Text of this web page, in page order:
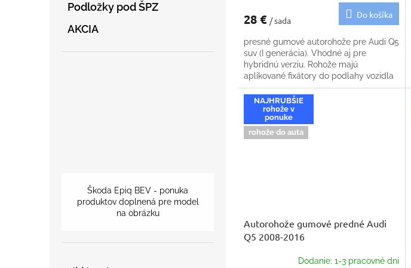
Podložky pod ŠPZ
AKCIA
Škoda Epiq BEV - ponuka
produktov doplnená pre model
na obrázku
28 € / sada
Do košíka
presné gumové autorohože pre Audi Q5
suv (I generácia). Vhodné aj pre
hybridnú verziu. Rohože majú
aplikované fixátory do podlahy vozidla
NAJHRUBŠIE
rohože v
ponuke
rohože do auta
Autorohože gumové predné Audi
Q5 2008-2016
Dodanie: 1-3 pracovné dni